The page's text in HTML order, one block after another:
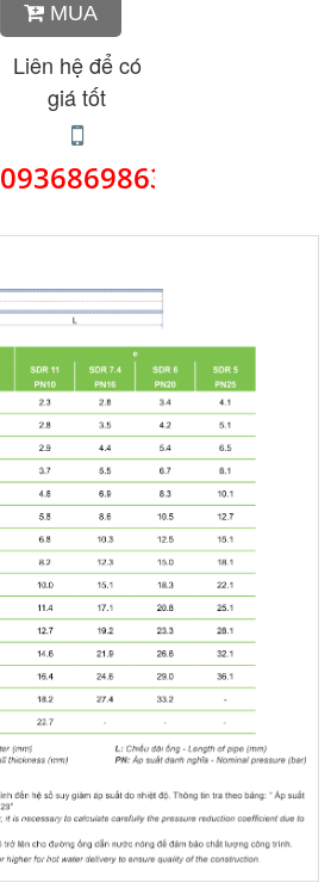
MUA
Liên hệ để có
giá tốt
0936869863
PN25 -
PPR Tiền
Phong
Ống lạnh
PN10 -
PPR Tiền
Phong
nước
nóng
PN20 - PPR
Dekko
nước
lạnh PN
10 - PPR dekko
Van hàm
ếch tay
nhựa
PPR Vesbo
Tê thu